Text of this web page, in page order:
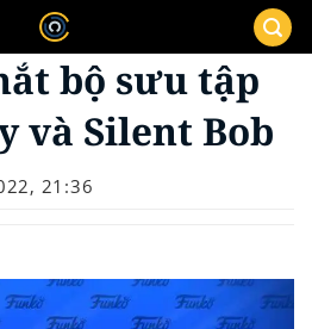
bộ sưu tập
và Silent Bob
21:36